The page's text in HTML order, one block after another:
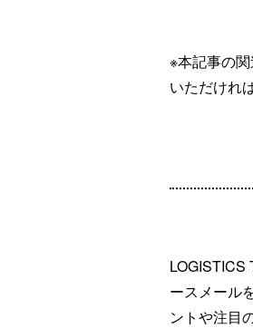
※本記事の
いただけれ
LOGISTICS
ースメール
ントや注目